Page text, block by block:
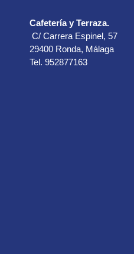
Cafetería y Terraza.
C/ Carrera Espinel, 57
29400 Ronda, Málaga
Tel. 952877163